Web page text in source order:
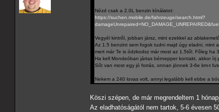
Nézd csak a 2.0L benzin kínálatot:
https://suchen.mobile.de/fahrzeuge/search.html?
Vegyél kintről, jobban jársz, mint ezekkel az
Az 1.5 benzint sem fogok tudni majd úgy eladni, mint
mert már Te is ódzkodsz már most az 1.5től. Főleg ha
Ha kell Mondeóban jártas bérnepper kontakt, akkor írj
Sőt van most egy jó forrás, onnan jönnek 3-6e km-t
Nekem a 240 lovas volt, annyi legalább kell ebbe a
Köszi szépen, de már megrendeltem 1
Az eladhatóságától nem tartok, 5-6 évesen